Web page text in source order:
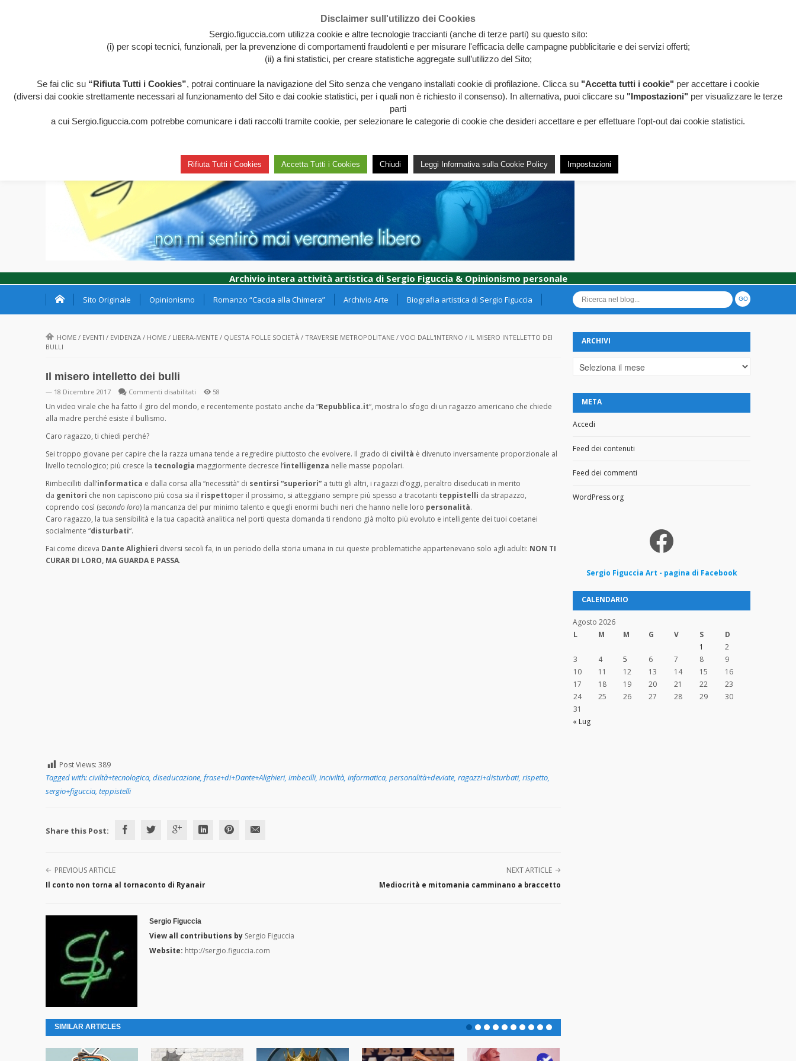
Archivio intera attività artistica di Sergio Figuccia & Opinionismo personale
Sito Originale Opinionismo Romanzo “Caccia alla Chimera” Archivio Arte Biografia artistica di Sergio Figuccia
HOME / EVENTI / EVIDENZA / HOME / LIBERA-MENTE / QUESTA FOLLE SOCIETÀ / TRAVERSIE METROPOLITANE / VOCI DALL'INTERNO / IL MISERO INTELLETTO DEI
BULLI
Il misero intelletto dei bulli
— 18 Dicembre 2017 Commenti disabilitati
Il
bulli
58
Un video virale che ha fatto il giro del mondo, e recentemente postato anche da “Repubblica.it“, mostra lo sfogo di un ragazzo americano che chiede
alla madre perché esiste il bullismo.
Caro ragazzo, ti chiedi perché?
Sei troppo giovane per capire che la razza umana tende a regredire piuttosto che evolvere. Il grado di civiltà è divenuto inversamente proporzionale al
livello tecnologico; più cresce la tecnologia maggiormente decresce l’intelligenza nelle masse popolari.
Rimbecilliti dall’informatica e dalla corsa alla “necessità” di sentirsi “superiori” a tutti gli altri, i ragazzi d’oggi, peraltro diseducati in merito
da genitori che non capiscono più cosa sia il rispettoper il prossimo, si atteggiano sempre più spesso a tracotanti teppistelli da strapazzo,
coprendo così (secondo loro) la mancanza del pur minimo talento e quegli enormi buchi neri che hanno nelle loro personalità.
Caro ragazzo, la tua sensibilità e la tua capacità analitica nel porti questa domanda ti rendono già molto più evoluto e intelligente dei tuoi coetanei
socialmente “disturbati“.
Fai come diceva Dante Alighieri diversi secoli fa, in un periodo della storia umana in cui queste problematiche appartenevano solo agli adulti: NON TI
CURAR DI LORO, MA GUARDA E PASSA.
Post Views: 389
Tagged with:civiltà+tecnologica, diseducazione, frase+di+Dante+Alighieri, imbecilli, inciviltà, informatica, personalità+deviate, ragazzi+disturbati, rispetto,
sergio+figuccia, teppistelli
Share this Post:
PREVIOUS ARTICLE
Il conto non torna al tornaconto di Ryanair
NEXT ARTICLE
Mediocrità e mitomania camminano a braccetto
Sergio Figuccia
View all contributions by Sergio Figuccia
Website: http://sergio.figuccia.com
SIMILAR ARTICLES
ARCHIVI
Archivi
META
Accedi
Feed dei contenuti
Feed dei commenti
WordPress.org
Facebook
Sergio Figuccia Art - pagina di Facebook
CALENDARIO
Agosto 2026
L
M M G V S
D
1
2
3
4 5 6 7 8
9
10
11 12 13 14 15
16
17
18 19 20 21 22
23
24
25 26 27 28 29
30
31
« Lug
Disclaimer sull'utilizzo dei Cookies
Sergio.figuccia.com utilizza cookie e altre tecnologie traccianti (anche di terze parti) su questo sito:
(i) per scopi tecnici, funzionali, per la prevenzione di comportamenti fraudolenti e per misurare l'efficacia delle campagne pubblicitarie e dei servizi offerti;
(ii) a fini statistici, per creare statistiche aggregate sull’utilizzo del Sito;
Se fai clic su “Rifiuta Tutti i Cookies”, potrai continuare la navigazione del Sito senza che vengano installati cookie di profilazione. Clicca su "Accetta tutti i cookie" per accettare i cookie
(diversi dai cookie strettamente necessari al funzionamento del Sito e dai cookie statistici, per i quali non è richiesto il consenso). In alternativa, puoi cliccare su "Impostazioni" per visualizzare le terze
parti
a cui Sergio.figuccia.com potrebbe comunicare i dati raccolti tramite cookie, per selezionare le categorie di cookie che desideri accettare e per effettuare l’opt-out dai cookie statistici.
Rifiuta Tutti i Cookies Accetta Tutti i Cookies Chiudi Leggi Informativa sulla Cookie Policy Impostazioni